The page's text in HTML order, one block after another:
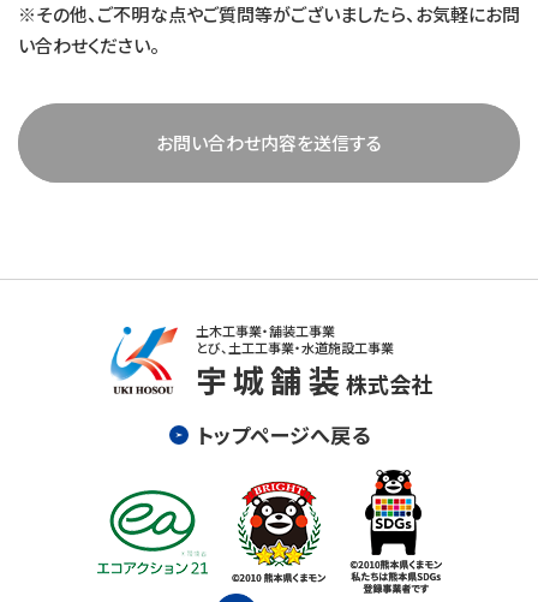
※その他、ご不明な点やご質問等がございましたら、お気軽にお問
い合わせください。
土木工事業・舗装工事業
とび、土工工事業・水道施設工事業
宇城舗装 株式会社
トップページへ戻る